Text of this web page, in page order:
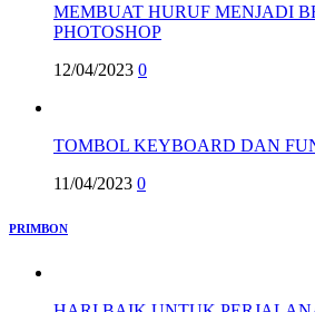
MEMBUAT HURUF MENJADI
PHOTOSHOP
12/04/2023 0
TOMBOL KEYBOARD DAN
11/04/2023 0
PRIMBON